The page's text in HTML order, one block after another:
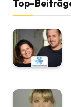
Top-